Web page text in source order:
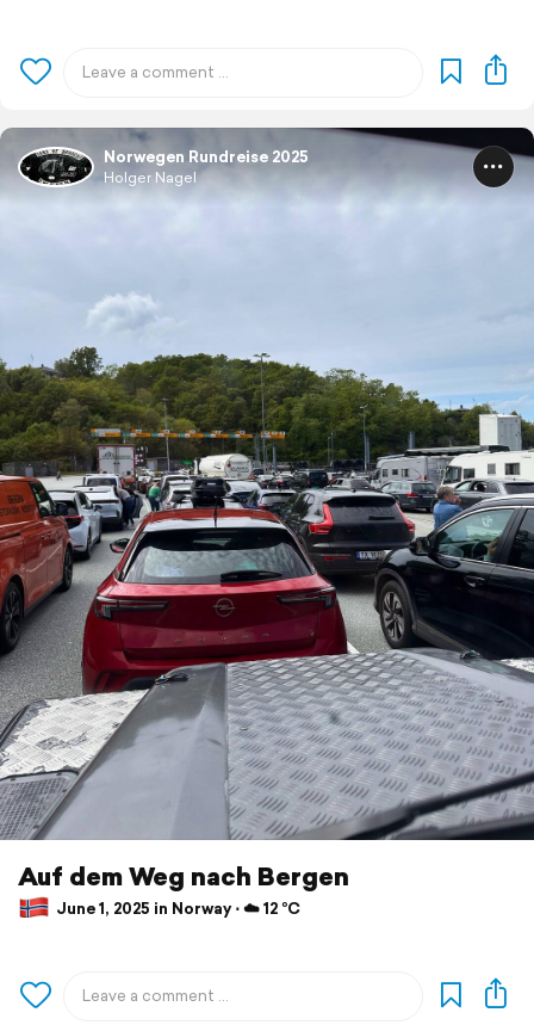
Norwegen Rundreise 2025
Holger Nagel
Auf dem Weg nach Bergen
June 1, 2025 in Norway ⋅ ☁️ 12 °C